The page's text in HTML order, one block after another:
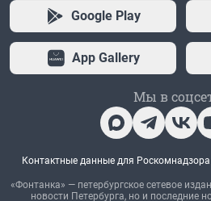
Google Play
App Gallery
Мы в
Контактные данные для
«Фонтанка» — петербургское сетевое
новости Петербурга, но и последние